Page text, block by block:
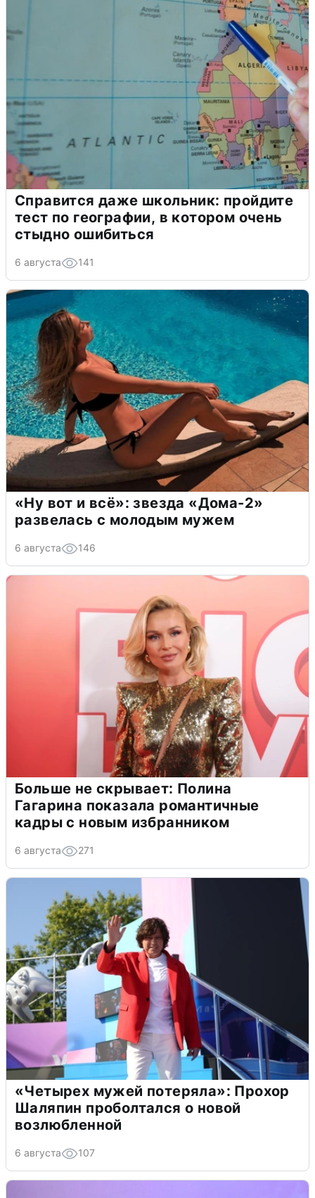
Справится даже школьник: пройдите
тест по географии, в котором очень
стыдно ошибиться
6 августа 141
«Ну вот и всё»: звезда «Дома-2»
развелась с молодым мужем
6 августа 146
Больше не скрывает: Полина
Гагарина показала романтичные
кадры с новым избранником
6 августа 271
«Четырех мужей потеряла»: Прохор
Шаляпин проболтался о новой
возлюбленной
6 августа 107